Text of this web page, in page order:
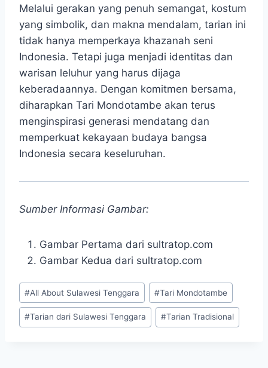
Melalui gerakan yang penuh semangat, kostum
yang simbolik, dan makna mendalam, tarian ini
tidak hanya memperkaya khazanah seni
Indonesia. Tetapi juga menjadi identitas dan
warisan leluhur yang harus dijaga
keberadaannya. Dengan komitmen bersama,
diharapkan Tari Mondotambe akan terus
menginspirasi generasi mendatang dan
memperkuat kekayaan budaya bangsa
Indonesia secara keseluruhan.
Sumber Informasi Gambar:
Gambar Pertama dari sultratop.com
Gambar Kedua dari sultratop.com
Post
Tags:
#All About Sulawesi Tenggara #Tari Mondotambe
#Tarian dari Sulawesi Tenggara #Tarian Tradisional